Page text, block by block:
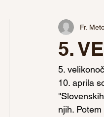
5.
Fr.
5.
10. aprila
njih.